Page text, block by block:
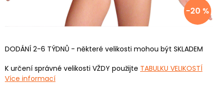
-20 %
DODÁNÍ 2-6 TÝDNŮ - některé velikosti mohou být SKLADEM
K určení správné velikosti VŽDY použijte TABULKU VELIKOSTÍ
Více informací